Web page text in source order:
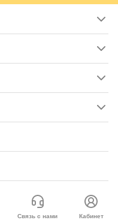
Связь с нами Кабинет